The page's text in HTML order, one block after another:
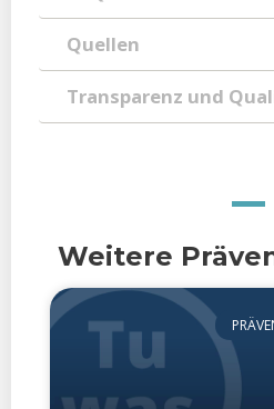
Quellen
Transparenz und
Weitere